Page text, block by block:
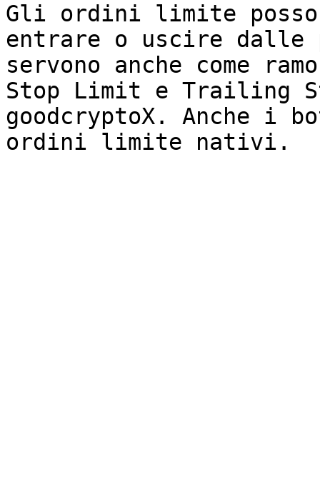
Gli ordini limite
entrare o uscire dalle
servono anche come
Stop Limit e Trailing
goodcryptoX. Anche i